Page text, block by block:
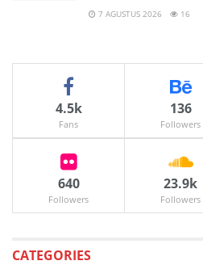
7 AGUSTUS 2026 16
4.5k
Fans
136
Followers
640
Followers
23.9k
Followers
CATEGORIES